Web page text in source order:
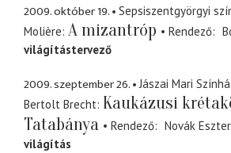
2009. október 19.
Sepsiszentgyörgyi
Molière A mizantróp Rendező
világítástervező
2009. szeptember 26.
Jászai Mari
Bertolt Brecht Kaukázusi
Tatabánya
Rendező
Novák Eszter
világítás